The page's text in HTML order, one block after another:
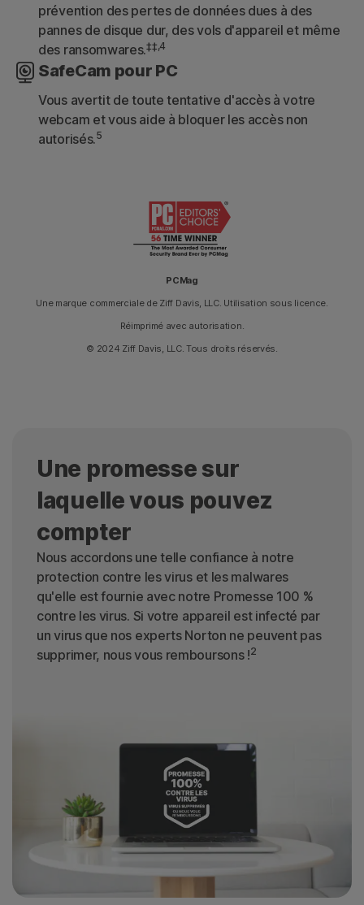
prévention des pertes de données dues à des
pannes de disque dur, des vols d'appareil et même
des ransomwares.‡‡,4
SafeCam pour PC
Vous avertit de toute tentative d'accès à votre
webcam et vous aide à bloquer les accès non
autorisés.5
PCMag
Une marque commerciale de Ziff Davis, LLC. Utilisation sous licence.
Réimprimé avec autorisation.
© 2024 Ziff Davis, LLC. Tous droits réservés.
Une promesse sur
laquelle vous pouvez
compter
Nous accordons une telle confiance à notre
protection contre les virus et les malwares
qu'elle est fournie avec notre Promesse 100 %
contre les virus. Si votre appareil est infecté par
un virus que nos experts Norton ne peuvent pas
supprimer, nous vous remboursons !2